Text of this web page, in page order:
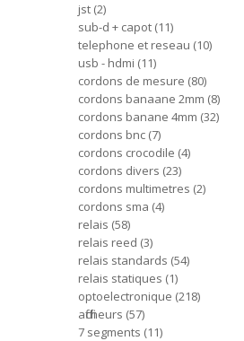
jst 2
sub-d + capot 11
telephone et reseau 10
usb - hdmi 11
cordons de mesure 80
cordons banaane 2mm 8
cordons banane 4mm 32
cordons bnc 7
cordons crocodile 4
cordons divers 23
cordons multimetres 2
cordons sma 4
relais 58
relais reed 3
relais standards 54
relais statiques 1
optoelectronique 218
afficheurs 57
7 segments 11